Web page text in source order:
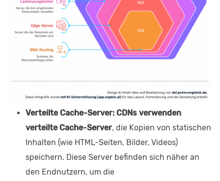
Verteilte Cache-Server: CDNs verwenden
verteilte Cache-Server, die Kopien von statischen
Inhalten (wie HTML-Seiten, Bilder, Videos)
speichern. Diese Server befinden sich näher an
den Endnutzern, um die